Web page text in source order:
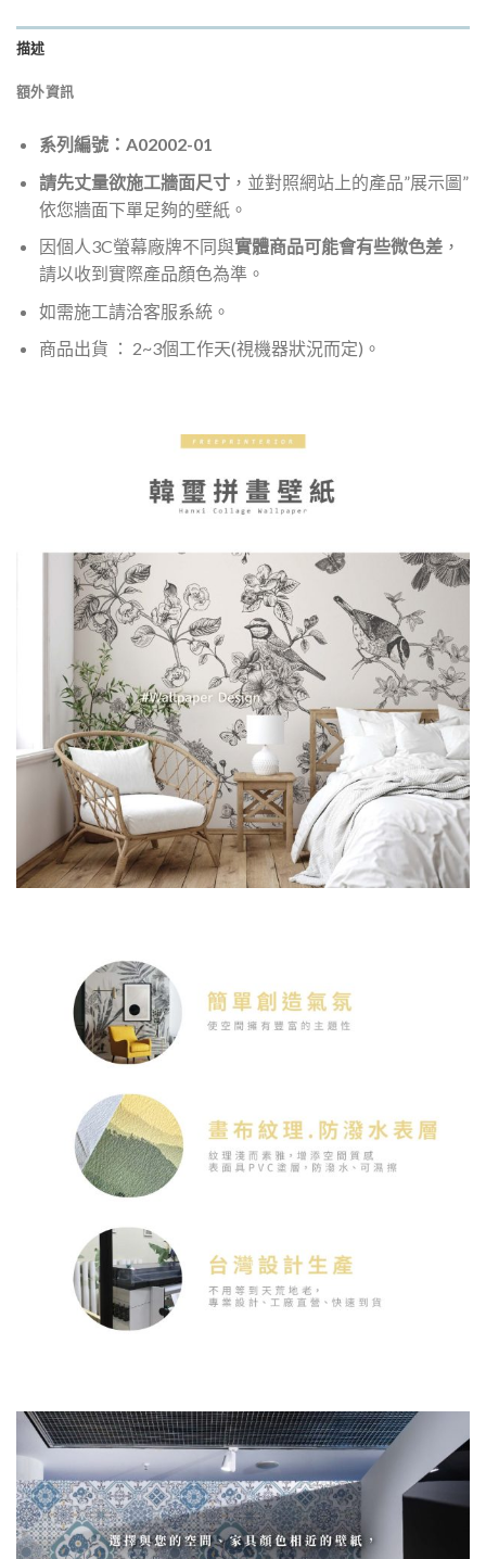
描述
額外資訊
系列編號：A02002-01
請先丈量欲施工牆面尺寸，並對照網站上的產品”展示圖”
依您牆面下單足夠的壁紙。
因個人3C螢幕廠牌不同與實體商品可能會有些微色差，
請以收到實際產品顏色為準。
如需施工請洽客服系統。
商品出貨 ： 2~3個工作天(視機器狀況而定)。